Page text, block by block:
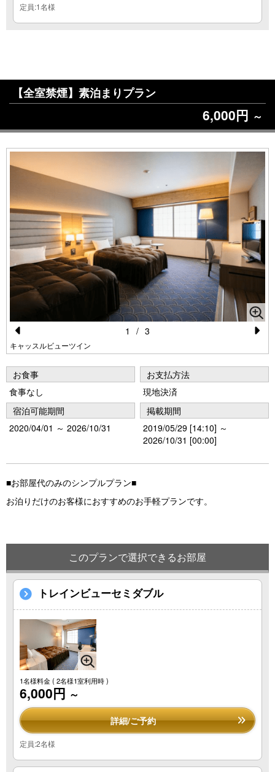
定員:1名様
【全室禁煙】素泊まりプラン
6,000円 ～
Pr
e
vi
o
u
キャッスルビューツイン
e
xt
1 / 3
お食事
食事なし
お支払方法
現地決済
宿泊可能期間
2020/04/01 ～ 2026/10/31
掲載期間
2019/05/29 [14:10] ～
2026/10/31 [00:00]
■お部屋代のみのシンプルプラン■
お泊りだけのお客様におすすめのお手軽プランです。
このプランで選択できるお部屋
トレインビューセミダブル
1名様料金( 2名様1室利用時 )
6,000円 ～
詳細/ご予約
定員:2名様